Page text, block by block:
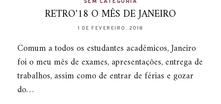
RETRO'18 O MÊS DE JANEIRO
1 DE FEVEREIRO, 2018
Comum a todos os estudantes académicos, Janeiro
foi o meu mês de exames, apresentações, entrega de
trabalhos, assim como de entrar de férias e gozar
do…